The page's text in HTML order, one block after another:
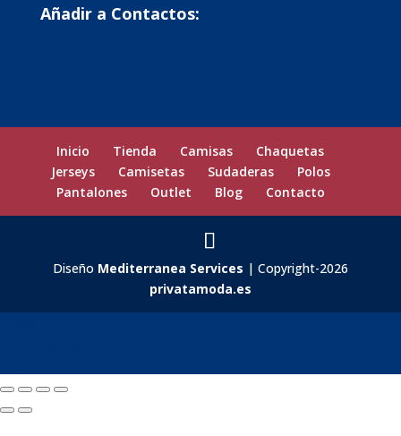
Añadir a Contactos:
Inicio Tienda Camisas
Chaquetas
Jerseys
Camisetas Sudaderas
Polos
Pantalones
Outlet Blog Contacto
Diseño Mediterranea Services | Copyright-2026
privatamoda.es